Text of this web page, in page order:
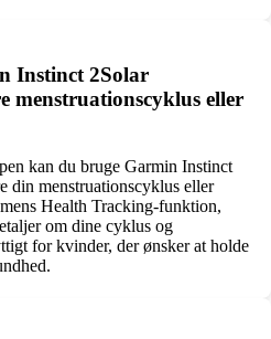
Instinct 2Solar
menstruationscyklus eller
kan du bruge Garmin Instinct
din menstruationscyklus eller
Health Tracking-funktion,
om dine cyklus og
for kvinder, der ønsker at holde